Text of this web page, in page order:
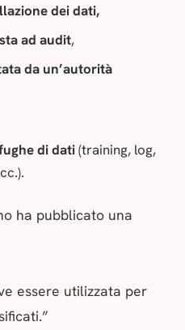
dei dati,
ad audit,
da un’autorità
di dati(training, log,
ha pubblicato una
essere utilizzata per